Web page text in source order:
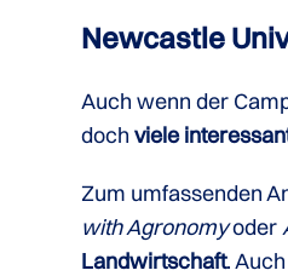
Newcastle
Auch wenn der
dochviele
Zum umfassenden
with Agronomyoder
Landwirtschaft.